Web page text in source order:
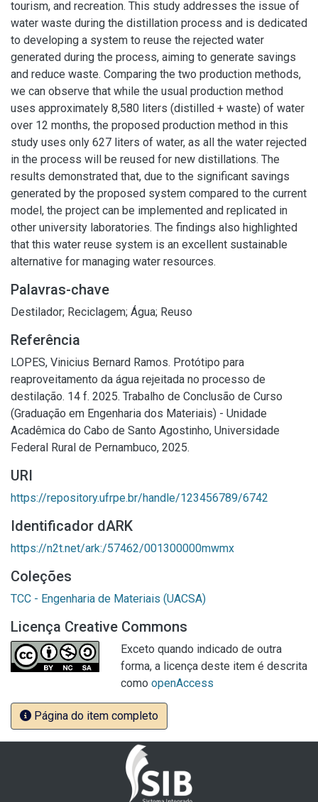
tourism, and recreation. This study addresses the issue of
water waste during the distillation process and is dedicated
to developing a system to reuse the rejected water
generated during the process, aiming to generate savings
and reduce waste. Comparing the two production methods,
we can observe that while the usual production method
uses approximately 8,580 liters (distilled + waste) of water
over 12 months, the proposed production method in this
study uses only 627 liters of water, as all the water rejected
in the process will be reused for new distillations. The
results demonstrated that, due to the significant savings
generated by the proposed system compared to the current
model, the project can be implemented and replicated in
other university laboratories. The findings also highlighted
that this water reuse system is an excellent sustainable
alternative for managing water resources.
Palavras-chave
Destilador; Reciclagem; Água; Reuso
Referência
LOPES, Vinicius Bernard Ramos. Protótipo para
reaproveitamento da água rejeitada no processo de
destilação. 14 f. 2025. Trabalho de Conclusão de Curso
(Graduação em Engenharia dos Materiais) - Unidade
Acadêmica do Cabo de Santo Agostinho, Universidade
Federal Rural de Pernambuco, 2025.
URI
https://repository.ufrpe.br/handle/123456789/6742
Identificador dARK
https://n2t.net/ark:/57462/001300000mwmx
Coleções
TCC - Engenharia de Materiais (UACSA)
Licença Creative Commons
Exceto quando indicado de outra
forma, a licença deste item é descrita
como openAccess
Página do item completo